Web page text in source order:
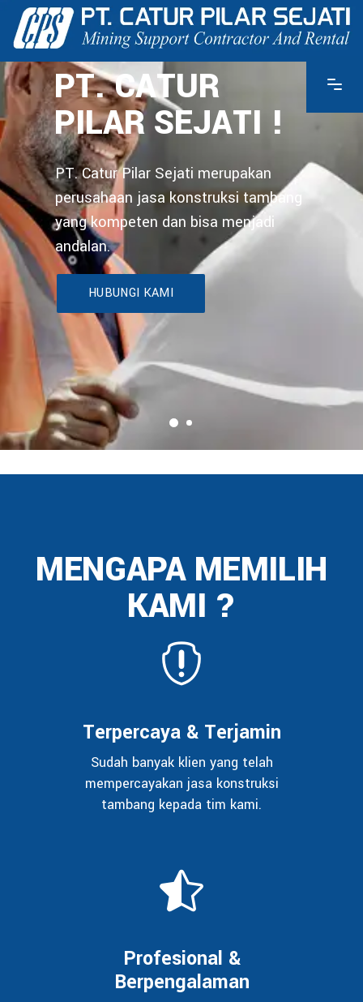
PT. CATUR
PILAR SEJATI !
PT. Catur Pilar Sejati merupakan
perusahaan jasa konstruksi tambang
yang kompeten dan bisa menjadi
andalan.
HUBUNGI KAMI
MENGAPA MEMILIH
KAMI ?
Terpercaya & Terjamin
Sudah banyak klien yang telah
mempercayakan jasa konstruksi
tambang kepada tim kami.
Profesional &
Berpengalaman